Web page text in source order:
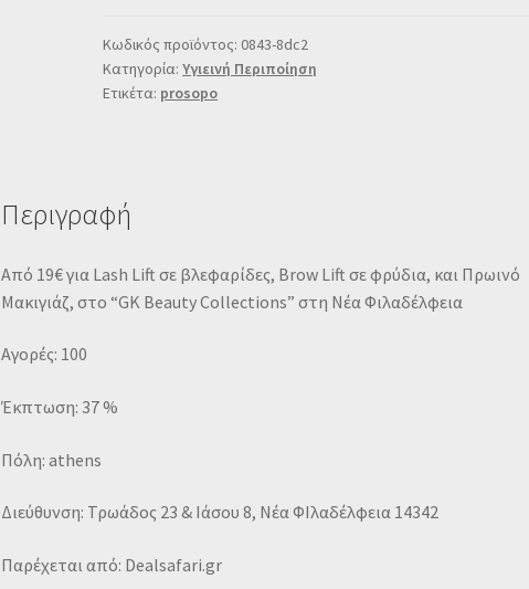
Κωδικός προϊόντος: 0843-8dc2
Κατηγορία:Υγιεινή Περιποίηση
Ετικέτα: prosopo
Περιγραφή
Από 19€ για Lash Lift σε βλεφαρίδες, Brow Lift σε φρύδια, και Πρωινό
Μακιγιάζ, στο “GK Beauty Collections” στη Νέα Φιλαδέλφεια
Αγορές: 100
Έκπτωση: 37 %
Πόλη: athens
Διεύθυνση: Τρωάδος 23 & Ιάσου 8, Νέα ΦΙλαδέλφεια 14342
Παρέχεται από: Dealsafari.gr